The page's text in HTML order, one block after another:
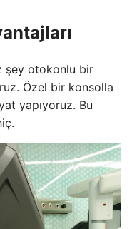
şey otokonlu bir
Özel bir konsolla
yapıyoruz. Bu